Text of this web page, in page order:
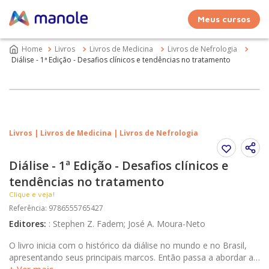
Meus cursos
Livros Livros de Medicina
Livros de Nefrologia
Diálise - 1ª Edição - Desafios clínicos e tendências no tratamento
Livros | Livros de Medicina | Livros de Nefrologia
Diálise - 1ª Edição - Desafios clínicos e
tendências no tratamento
Clique e veja!
Referência: 9786555765427
Editores: : Stephen Z. Fadem; José A. Moura-Neto
O livro inicia com o histórico da diálise no mundo e no Brasil,
apresentando seus principais marcos. Então passa a abordar as